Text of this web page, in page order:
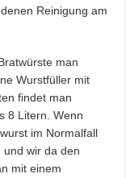
Reinigung am
man
Wurstfüller mit
findet man
8 Litern. Wenn
im Normalfall
wir da den
mit einem